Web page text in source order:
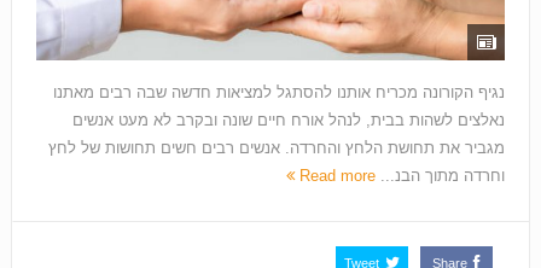
נגיף הקורונה מכריח אותנו להסתגל למציאות חדשה שבה רבים מאתנו
נאלצים לשהות בבית, לנהל אורח חיים שונה ובקרב לא מעט אנשים
מגביר את תחושת הלחץ והחרדה. אנשים רבים חשים תחושות של לחץ
וחרדה מתוך הבנ... Read more
Share
Tweet